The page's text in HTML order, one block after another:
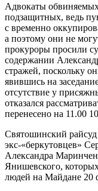
Адвокаты
подзащитных, ведь
с временно
а поэтому они не
прокуроры просили
содержании
стражей, поскольку
явившись на
отсутствие у
отказался
перенесено на 11.00
Святошинский райсуд
экс-«беркутовцев»
Александра
Янишевского,
людей на Майдане 20